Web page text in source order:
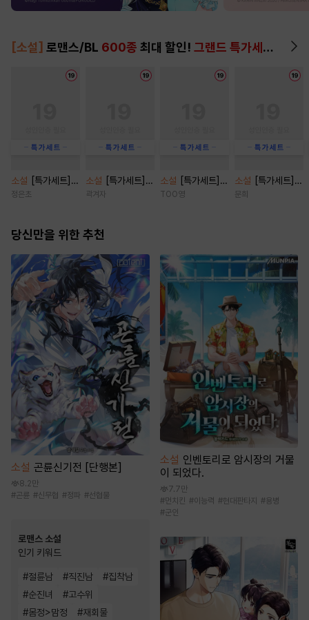
[소설] 로맨스/BL 600종 최대 할인! 그랜드 특가세트
소설
[특가세트]
광애록 [단행본]
정은초
소설
[특가세트]
브로큰 로망스 클
곽겨자
소설
[특가세트]
지랄에 진심인 편
TOO영
소설
[특가세트]
쿼터백의 터치다운
문희
당신만을 위한 추천
소설 곤륜신기전 [단행본]
8.2만
#곤륜 #신무협 #정파 #선협물
로맨스 소설
인기 키워드
#절륜남 #직진남 #집착남
#순진녀 #고수위
#몸정>맘정 #재회물
소설 인벤토리로 암시장의 거물
이 되었다.
7.7만
#먼치킨 #이능력 #현대판타지 #용병
#군인